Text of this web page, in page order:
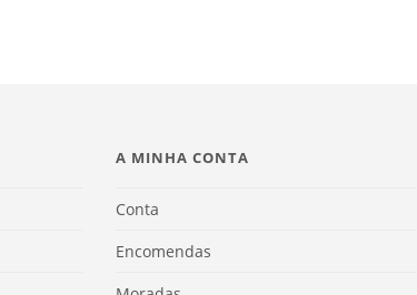
A MINHA CONTA
Conta
Encomendas